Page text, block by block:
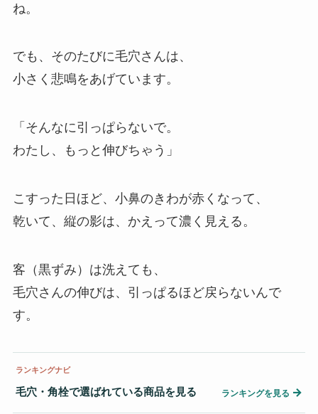
ね。
でも、そのたびに毛穴さんは、
小さく悲鳴をあげています。
「そんなに引っぱらないで。
わたし、もっと伸びちゃう」
こすった日ほど、小鼻のきわが赤くなって、
乾いて、縦の影は、かえって濃く見える。
客（黒ずみ）は洗えても、
毛穴さんの伸びは、引っぱるほど戻らないんで
す。
ランキングナビ
毛穴・角栓で選ばれている商品を見る ランキングを見る →